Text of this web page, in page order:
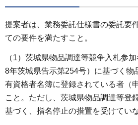
提案者は、業務委託仕様書の委託要
ての要件を満たすこと。
（1）茨城県物品調達等競争入札参
8年茨城県告示第254号）に基づく物
有資格者名簿に登録されている者（
こと。ただし、茨城県物品調達等登
基づく、指名停止の措置を受けてい